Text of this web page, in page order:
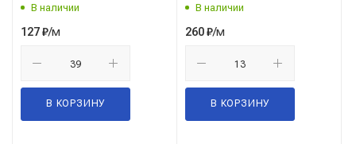
В наличии
127₽/м
В КОРЗИНУ
В наличии
260₽/м
В КОРЗИНУ